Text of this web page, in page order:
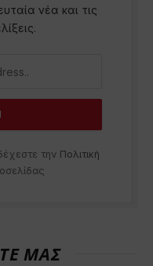
νέα και τις
την Πολιτική
ΜΑΣ